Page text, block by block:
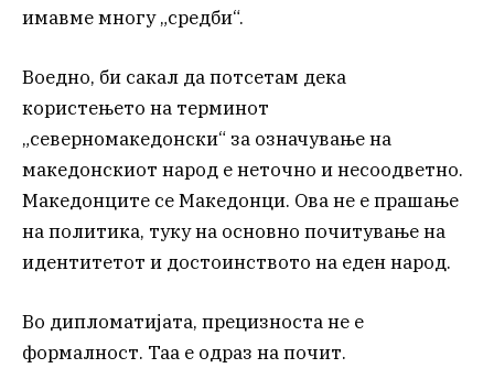
имавме многу „средби“.
Воедно, би сакал да потсетам дека
користењето на терминот
„северномакедонски“ за означување на
македонскиот народ е неточно и несоодветно.
Македонците се Македонци. Ова не е прашање
на политика, туку на основно почитување на
идентитетот и достоинството на еден народ.
Во дипломатијата, прецизноста не е
формалност. Таа е одраз на почит.